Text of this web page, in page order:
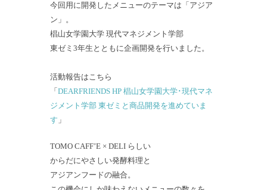
今回用に開発したメニューのテーマは「アジア
ン」。
椙山女学園大学 現代マネジメント学部
東ゼミ3年生とともに企画開発を行いました。
活動報告はこちら
「 DEARFRIENDS HP 椙山女学園大学･現代マネ
ジメント学部 東ゼミと商品開発を進めていま
す 」
TOMO CAFF’E × DELI らしい
からだにやさしい発酵料理と
アジアンフードの融合。